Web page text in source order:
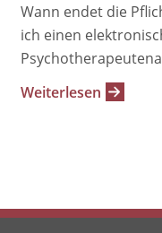
Wann endet die
ich einen
Weiterlesen